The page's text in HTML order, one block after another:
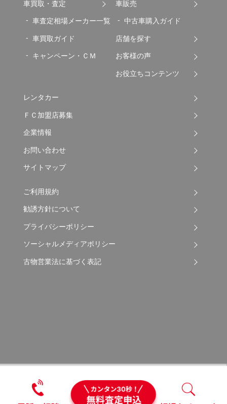
車買取・査定
車査定相場メーカー一覧
車買取ガイド
キャンペーン・ＣＭ
車販売
中古車購入ガイド
店舗を探す
お客様の声
お役立ちコンテンツ
レンタカー
ＦＣ加盟店募集
企業情報
お問い合わせ
サイトマップ
ご利用規約
勧誘方針について
プライバシーポリシー
ソーシャルメディアポリシー
古物営業法に基づく表記